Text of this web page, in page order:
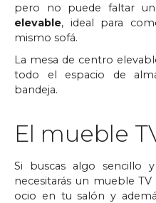
pero no puede faltar
elevable, ideal para
mismo sofá.
La mesa de centro
todo el espacio de
bandeja.
El mueble
Si buscas algo sencillo
necesitarás un mueble
ocio en tu salón y